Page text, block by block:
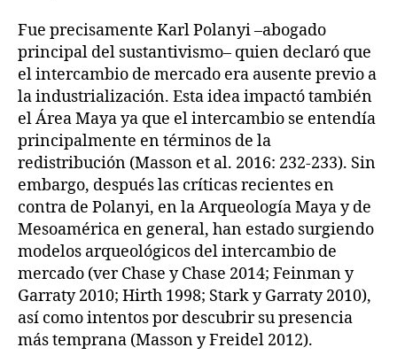
Fue precisamente Karl Polanyi –abogado
principal del sustantivismo– quien declaró que
el intercambio de mercado era ausente previo a
la industrialización. Esta idea impactó también
el Área Maya ya que el intercambio se entendía
principalmente en términos de la
redistribución (Masson et al. 2016: 232-233). Sin
embargo, después las críticas recientes en
contra de Polanyi, en la Arqueología Maya y de
Mesoamérica en general, han estado surgiendo
modelos arqueológicos del intercambio de
mercado (ver Chase y Chase 2014; Feinman y
Garraty 2010; Hirth 1998; Stark y Garraty 2010),
así como intentos por descubrir su presencia
más temprana (Masson y Freidel 2012).